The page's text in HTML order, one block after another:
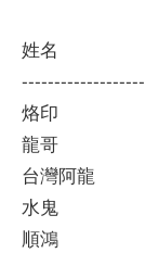
姓名
烙
龍
台灣
水
順